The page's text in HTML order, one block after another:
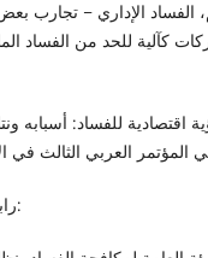
الفساد الإداري – تجارب
كآلية للحد من الفساد
اقتصادية للفساد: أسبابه
العربي الثالث في
رابعا: الشبكة العنكبوتية: